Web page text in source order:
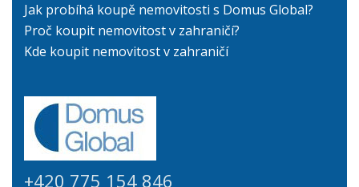
Jak probíhá koupě nemovitosti s Domus Global?
Proč koupit nemovitost v zahraničí?
Kde koupit nemovitost v zahraničí
+420 775 154 846